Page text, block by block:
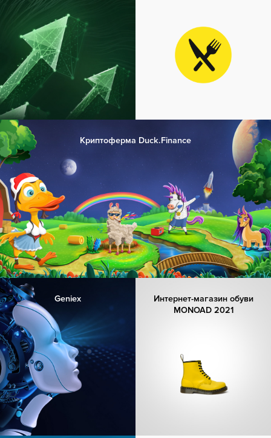
Криптоферма Duck.Finance
Geniex
Интернет-магазин обуви
MONOAD 2021